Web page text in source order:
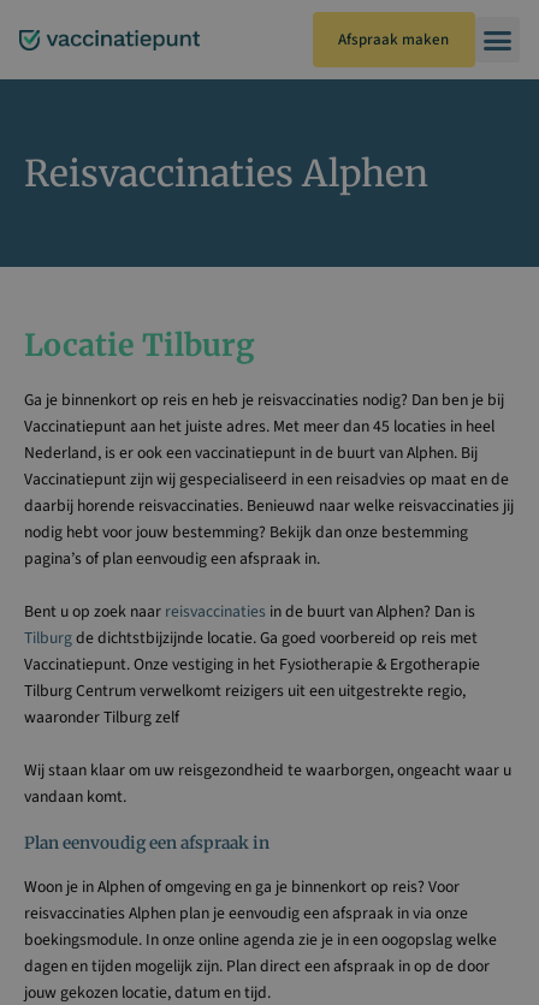
naar
Afspraak maken
Reisvaccinaties Alphen
Locatie Tilburg
Ga je binnenkort op reis en heb je reisvaccinaties nodig? Dan ben je bij
Vaccinatiepunt aan het juiste adres. Met meer dan 45 locaties in heel
Nederland, is er ook een vaccinatiepunt in de buurt van Alphen. Bij
Vaccinatiepunt zijn wij gespecialiseerd in een reisadvies op maat en de
daarbij horende reisvaccinaties. Benieuwd naar welke reisvaccinaties jij
nodig hebt voor jouw bestemming? Bekijk dan onze bestemming
pagina’s of plan eenvoudig een afspraak in.
Bent u op zoek naar reisvaccinaties in de buurt van Alphen? Dan is
Tilburgde dichtstbijzijnde locatie. Ga goed voorbereid op reis met
Vaccinatiepunt. Onze vestiging in het Fysiotherapie & Ergotherapie
Tilburg Centrum verwelkomt reizigers uit een uitgestrekte regio,
waaronder Tilburg zelf
Wij staan klaar om uw reisgezondheid te waarborgen, ongeacht waar u
vandaan komt.
Plan eenvoudig een afspraak in
Woon je in Alphen of omgeving en ga je binnenkort op reis? Voor
reisvaccinaties Alphen plan je eenvoudig een afspraak in via onze
boekingsmodule. In onze online agenda zie je in een oogopslag welke
dagen en tijden mogelijk zijn. Plan direct een afspraak in op de door
jouw gekozen locatie, datum en tijd.